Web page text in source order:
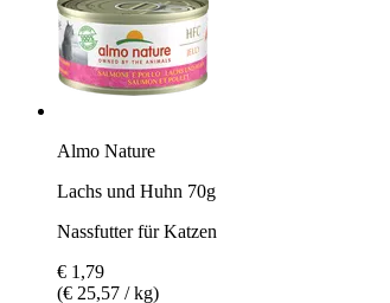
Almo Nature
Lachs und Huhn 70g
Nassfutter für Katzen
€ 1,79
(€ 25,57 / kg)